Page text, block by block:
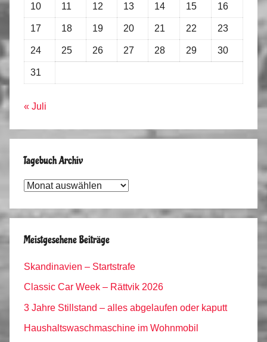
10 11 12 13 14 15 16
17 18 19 20 21 22 23
24 25 26 27 28 29 30
31
« Juli
Tagebuch Archiv
Tagebuch
Meistgesehene Beiträge
Skandinavien – Startstrafe
Classic Car Week – Rättvik 2026
3 Jahre Stillstand – alles abgelaufen oder kaputt
Haushaltswaschmaschine im Wohnmobil